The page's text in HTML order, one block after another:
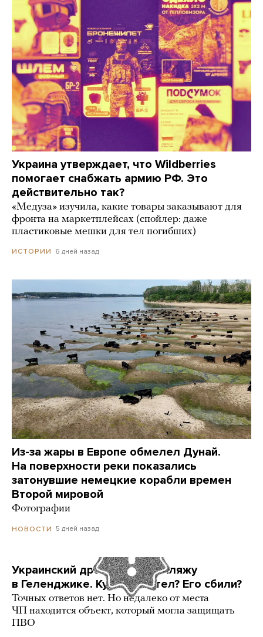
Украина утверждает, что Wildberries
помогает снабжать армию РФ. Это
действительно так?
«Медуза» изучила, какие товары заказывают для
фронта на маркетплейсах (спойлер: даже
пластиковые мешки для тел погибших)
ИСТОРИИ 6 дней назад
Из-за жары в Европе обмелел Дунай.
На поверхности реки показались
затонувшие немецкие корабли времен
Второй мировой
Фотографии
НОВОСТИ 5 дней назад
Украинский дрон попал по пляжу
в Геленджике. Куда он летел? Его сбили?
Точных ответов нет. Но недалеко от места
ЧП находится объект, который могла защищать
ПВО